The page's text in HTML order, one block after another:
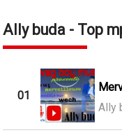
Ally buda - Top
01
Ally